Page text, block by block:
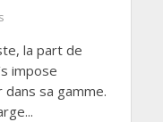
la part de
impose
sa gamme.